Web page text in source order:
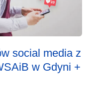
social media z
w Gdyni +